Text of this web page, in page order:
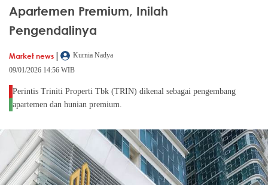
Apartemen Premium, Inilah
Pengendalinya
Market news |
Kurnia Nadya
09/01/2026 14:56 WIB
Perintis Triniti Properti Tbk (TRIN) dikenal sebagai pengembang
apartemen dan hunian premium.